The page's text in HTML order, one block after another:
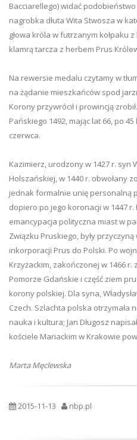
Bacciarellego) widać
nagrobka dłuta Wita Stwosza w
głowa króla w futrzanym kołpaku
klamrą tarcza z herbem Prus
Na rewersie medalu czytamy w
na żądanie mieszkańców spod
Korony przywrócił i prowincją
Pańskiego 1492, mając lat 66, po
czerwca.
Kazimierz, urodzony w 1427 r. syn
Holszańskiej, w 1440 r. obwołany
jednak formalnie unię personalną
dopiero po jego koronacji w 1447
emancypacja polityczna miast w
Związku Pruskiego, były
inkorporacji Prus do Polski. Po
Krzyżackim, zakończonej w 1466
Pomorze Gdańskie i część ziem
korony polskiej. Dla syna,
Czech. Szlachta polska otrzymała
nauka i kultura; Jan Długosz
kościele Mariackim w Krakowie
Marta Męclewska
2015-11-13 nbp.pl